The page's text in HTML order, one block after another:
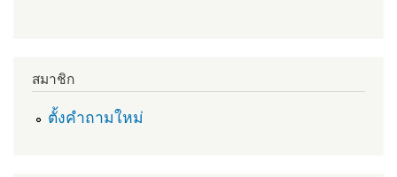
สมาชิก
ตั้งคำถามใหม่